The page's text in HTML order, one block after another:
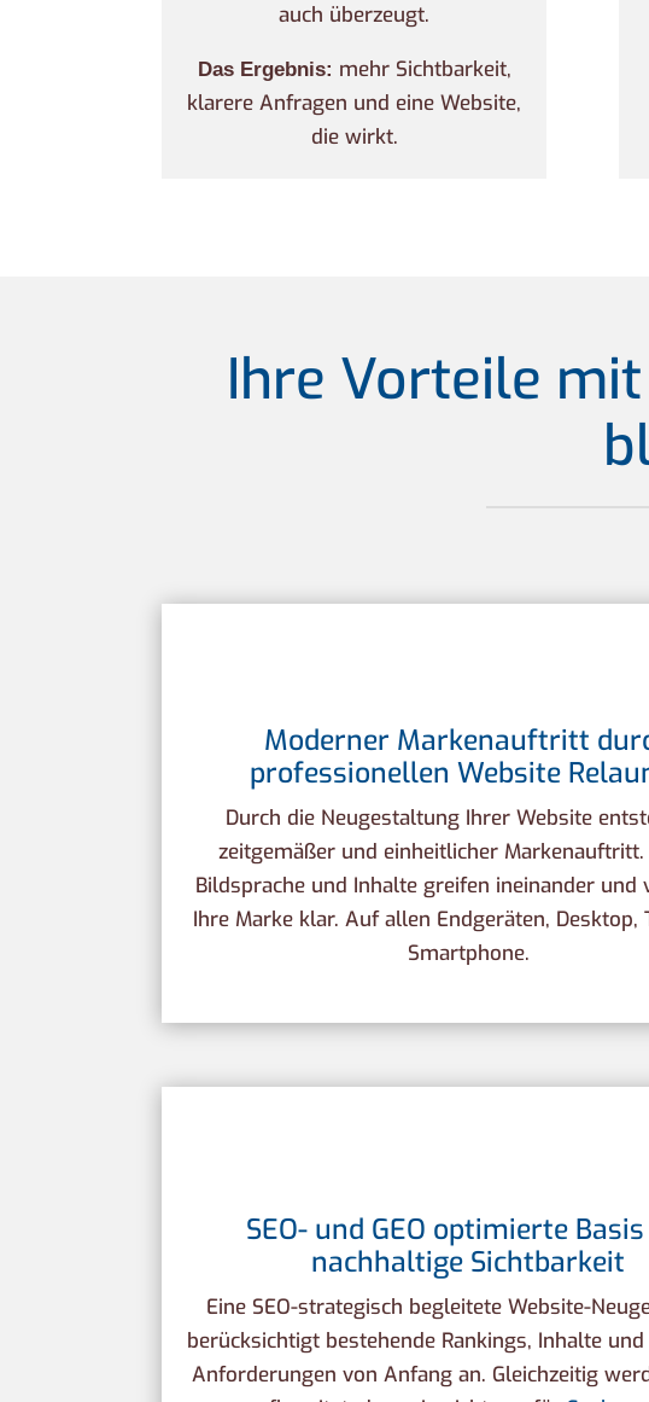
auch überzeugt.
Das Ergebnis: mehr Sichtbarkeit,
klarere Anfragen und eine Website,
die wirkt.
Ihre Vorteile
Moderner Markenauftritt
professionellen Website
Durch die Neugestaltung Ihrer Website
zeitgemäßer und einheitlicher Markenauftritt.
Bildsprache und Inhalte greifen ineinander und
Ihre Marke klar. Auf allen Endgeräten, Desktop,
Smartphone.
SEO- und GEO optimierte
nachhaltige Sichtbarkeit
Eine SEO-strategisch begleitete Website-
berücksichtigt bestehende Rankings, Inhalte
Anforderungen von Anfang an. Gleichzeitig